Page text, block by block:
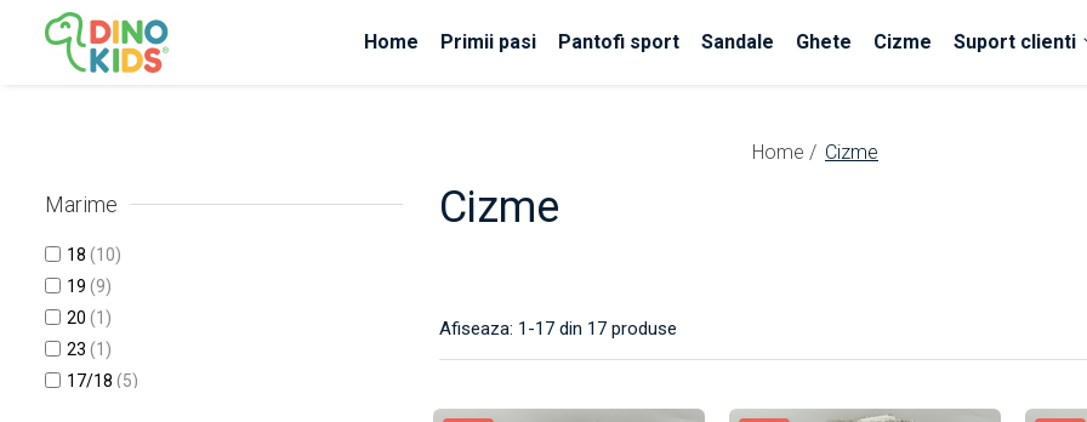
Suport clienti
Livrare internationala
Formular de retur
Home Primii pasi Pantofi sport Sandale Ghete Cizme Suport clienti
Home / Cizme
Cizme
Marime
18 (10)
19 (9)
20 (1)
23 (1)
17/18 (5)
Afiseaza: 1-17 din 17 produse